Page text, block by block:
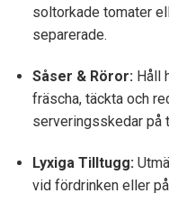
soltorkade tomater
separerade.
Såser & Röror:Håll
fräscha, täckta och
serveringsskedar på
Lyxiga Tilltugg:
vid fördrinken eller